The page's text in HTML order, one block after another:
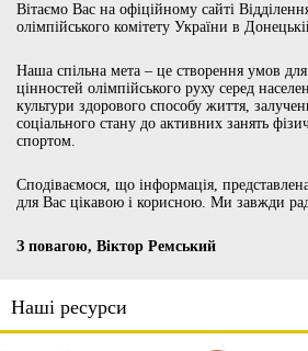
Вітаємо Вас на офіційному сайті
олімпійського комітету України в
Наша спільна мета – це створення умов
цінностей олімпійського руху серед
культури здорового способу життя,
соціального стану до активних занять
спортом.
Сподіваємося, що інформація,
для Вас цікавою і корисною. Ми завжди
З повагою, Віктор Ремський
Наші ресурси